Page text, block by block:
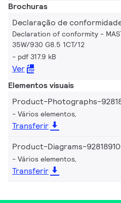
Brochuras
Declaração de
Declaration of conformity -
35W/930 G8.5 1CT/12
pdf 317.9 kB
Ver
Elementos visuais
Product-Photographs-
Vários elementos,
Transferir
Product-Diagrams-
Vários elementos,
Transferir